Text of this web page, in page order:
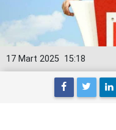
15:18
17 Mart 2025